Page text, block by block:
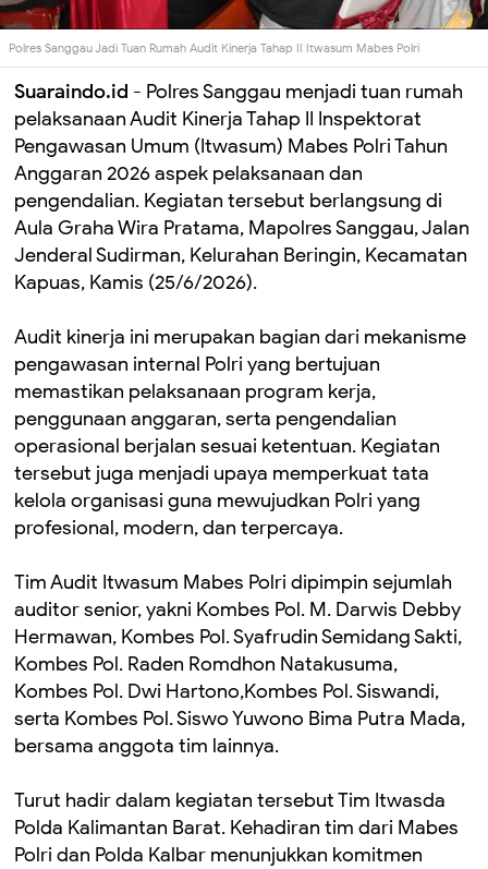
Polres Sanggau Jadi Tuan Rumah Audit Kinerja Tahap II Itwasum Mabes Polri
Suaraindo.id - Polres Sanggau menjadi tuan rumah
pelaksanaan Audit Kinerja Tahap II Inspektorat
Pengawasan Umum (Itwasum) Mabes Polri Tahun
Anggaran 2026 aspek pelaksanaan dan
pengendalian. Kegiatan tersebut berlangsung di
Aula Graha Wira Pratama, Mapolres Sanggau, Jalan
Jenderal Sudirman, Kelurahan Beringin, Kecamatan
Kapuas, Kamis (25/6/2026).
Audit kinerja ini merupakan bagian dari mekanisme
pengawasan internal Polri yang bertujuan
memastikan pelaksanaan program kerja,
penggunaan anggaran, serta pengendalian
operasional berjalan sesuai ketentuan. Kegiatan
tersebut juga menjadi upaya memperkuat tata
kelola organisasi guna mewujudkan Polri yang
profesional, modern, dan terpercaya.
Tim Audit Itwasum Mabes Polri dipimpin sejumlah
auditor senior, yakni Kombes Pol. M. Darwis Debby
Hermawan, Kombes Pol. Syafrudin Semidang Sakti,
Kombes Pol. Raden Romdhon Natakusuma,
Kombes Pol. Dwi Hartono,Kombes Pol. Siswandi,
serta Kombes Pol. Siswo Yuwono Bima Putra Mada,
bersama anggota tim lainnya.
Turut hadir dalam kegiatan tersebut Tim Itwasda
Polda Kalimantan Barat. Kehadiran tim dari Mabes
Polri dan Polda Kalbar menunjukkan komitmen